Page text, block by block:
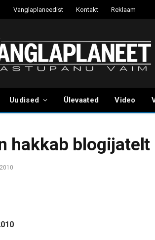
Vanglaplaneedist Kontakt Reklaam
Uudised Ülevaated Video
hakkab